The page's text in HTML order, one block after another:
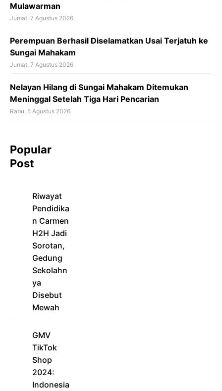
Mulawarman
Jumat, 7 Agustus 2026
Perempuan Berhasil Diselamatkan Usai Terjatuh ke
Sungai Mahakam
Jumat, 7 Agustus 2026
Nelayan Hilang di Sungai Mahakam Ditemukan
Meninggal Setelah Tiga Hari Pencarian
Rabu, 5 Agustus 2026
Popular
Post
Riwayat
Pendidika
n Carmen
H2H Jadi
Sorotan,
Gedung
Sekolahn
ya
Disebut
Mewah
GMV
TikTok
Shop
2024:
Indonesia